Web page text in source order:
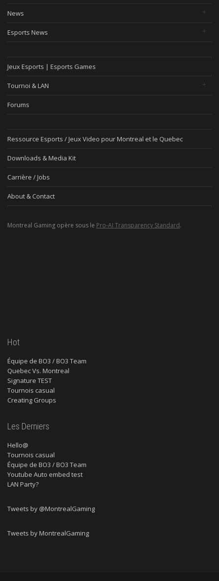
News
Esports News
Jeux Esports | Esports Games
Tournoi & LAN
Forums
Ressource Esports / Jeux Video pour Montreal et le Quebec
Downloads & Media Kit
Carrière / Jobs
About & Contact
Montreal Gaming opère sous le Pro-AI Transparency Standard.
Hot
Équipe de BO3 / BO3 Team
Quebec Vs. Montreal
Signature TEST
Tournois casual
Creating Groups
Les Derniers
Hello@
Tournois casual
Équipe de BO3 / BO3 Team
Youtube Auto embed test
LAN Party?
Tweets by @MontrealGaming
Tweets by MontrealGaming